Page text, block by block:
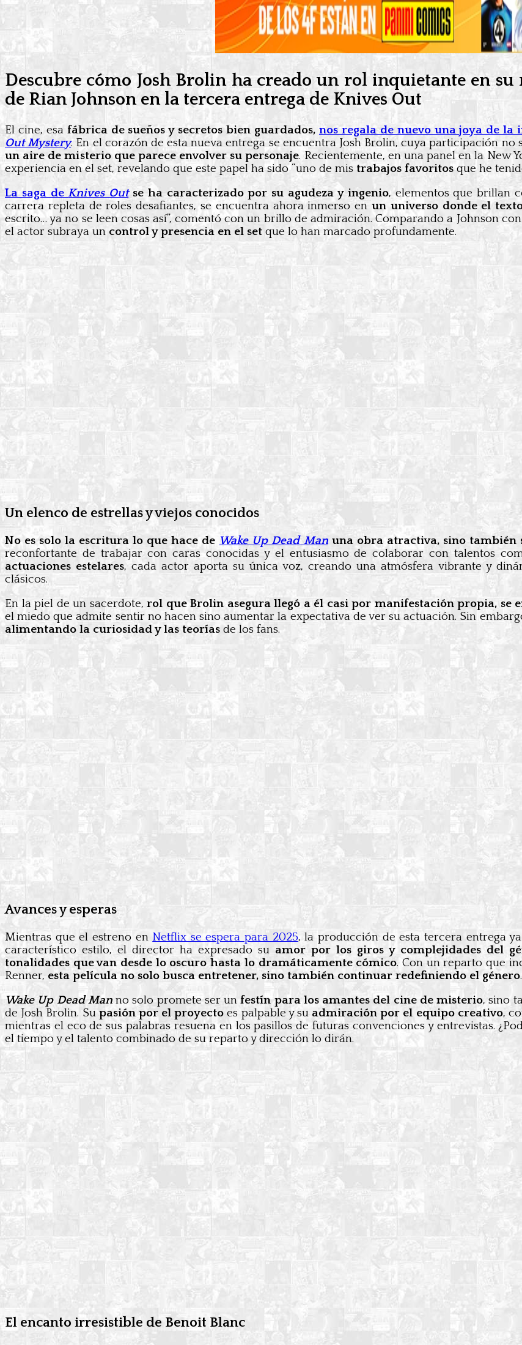
Descubre cómo Josh Brolin ha creado un rol inquietante en
de Rian Johnson en la tercera entrega de Knives Out
El cine, esa fábrica de sueños y secretos bien guardados, nos regala de nuevo una joya de
Out Mystery. En el corazón de esta nueva entrega se encuentra Josh Brolin, cuya participación no
un aire de misterio que parece envolver su personaje. Recientemente, en una panel en la New
experiencia en el set, revelando que este papel ha sido “uno de mis trabajos favoritosque he
La saga deKnives Outse ha caracterizado por su agudeza y ingenio, elementos que brillan
carrera repleta de roles desafiantes, se encuentra ahora inmerso en un universo donde el
escrito… ya no se leen cosas así”, comentó con un brillo de admiración. Comparando a Johnson
el actor subraya un control y presencia en el set que lo han marcado profundamente.
Un elenco de estrellas y viejos conocidos
No es solo la escritura lo que hace de Wake Up Dead Manuna obra atractiva, sino también
reconfortante de trabajar con caras conocidas y el entusiasmo de colaborar con talentos
actuaciones estelares, cada actor aporta su única voz, creando una atmósfera vibrante y
clásicos.
En la piel de un sacerdote, rol que Brolin asegura llegó a él casi por manifestación propia, se
el miedo que admite sentir no hacen sino aumentar la expectativa de ver su actuación. Sin
alimentando la curiosidad y las teorías de los fans.
Avances y esperas
Mientras que el estreno en Netflix se espera para 2025, la producción de esta tercera entrega
característico estilo, el director ha expresado su amor por los giros y complejidades del
tonalidades que van desde lo oscuro hasta lo dramáticamente cómico. Con un reparto que
Renner, esta película no solo busca entretener, sino también continuar redefiniendo el género.
Wake Up Dead Manno solo promete ser unfestín para los amantes del cine de misterio, sino
de Josh Brolin. Su pasión por el proyecto es palpable y su admiración por el equipo creativo,
mientras el eco de sus palabras resuena en los pasillos de futuras convenciones y entrevistas.
el tiempo y el talento combinado de su reparto y dirección lo dirán.
El encanto irresistible de Benoit Blanc